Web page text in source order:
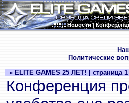
Новости|
Политические
» ELITE GAMES 25 ЛЕТ! | страница 1
Конференция